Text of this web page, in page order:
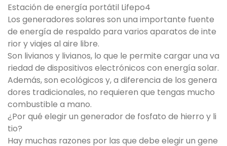
Estación de energía portátil Lifepo4
Los generadores solares son una importante fuente
de energía de respaldo para varios aparatos de inte
rior y viajes al aire libre.
Son livianos y livianos, lo que le permite cargar una va
riedad de dispositivos electrónicos con energía solar.
Además, son ecológicos y, a diferencia de los genera
dores tradicionales, no requieren que tengas mucho
combustible a mano.
¿Por qué elegir un generador de fosfato de hierro y li
tio?
Hay muchas razones por las que debe elegir un gene